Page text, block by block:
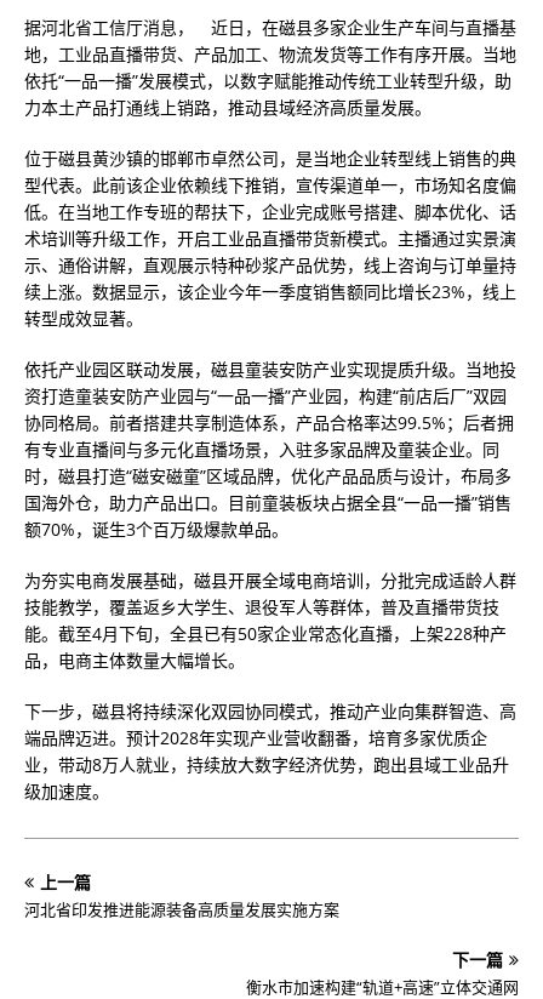
据河北省工信厅消息， 近日，在磁县多家企业生产车间与直播基
地，工业品直播带货、产品加工、物流发货等工作有序开展。当地
依托“一品一播”发展模式，以数字赋能推动传统工业转型升级，助
力本土产品打通线上销路，推动县域经济高质量发展。
位于磁县黄沙镇的邯郸市卓然公司，是当地企业转型线上销售的典
型代表。此前该企业依赖线下推销，宣传渠道单一，市场知名度偏
低。在当地工作专班的帮扶下，企业完成账号搭建、脚本优化、话
术培训等升级工作，开启工业品直播带货新模式。主播通过实景演
示、通俗讲解，直观展示特种砂浆产品优势，线上咨询与订单量持
续上涨。数据显示，该企业今年一季度销售额同比增长23%，线上
转型成效显著。
依托产业园区联动发展，磁县童装安防产业实现提质升级。当地投
资打造童装安防产业园与“一品一播”产业园，构建“前店后厂”双园
协同格局。前者搭建共享制造体系，产品合格率达99.5%；后者拥
有专业直播间与多元化直播场景，入驻多家品牌及童装企业。同
时，磁县打造“磁安磁童”区域品牌，优化产品品质与设计，布局多
国海外仓，助力产品出口。目前童装板块占据全县“一品一播”销售
额70%，诞生3个百万级爆款单品。
为夯实电商发展基础，磁县开展全域电商培训，分批完成适龄人群
技能教学，覆盖返乡大学生、退役军人等群体，普及直播带货技
能。截至4月下旬，全县已有50家企业常态化直播，上架228种产
品，电商主体数量大幅增长。
下一步，磁县将持续深化双园协同模式，推动产业向集群智造、高
端品牌迈进。预计2028年实现产业营收翻番，培育多家优质企
业，带动8万人就业，持续放大数字经济优势，跑出县域工业品升
级加速度。
上一篇
河北省印发推进能源装备高质量发展实施方案
下一篇
衡水市加速构建“轨道+高速”立体交通网